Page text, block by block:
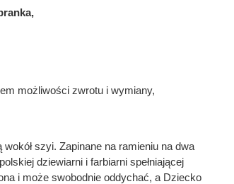
możliwości zwrotu i wymiany,
szyi. Zapinane na ramieniu na dwa
dziewiarni i farbiarni spełniającej
i może swobodnie oddychać, a Dziecko